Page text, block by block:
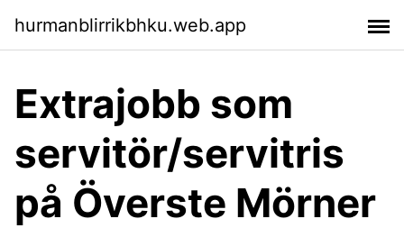
hurmanblirrikbhku.web.app
Extrajobb som
servitör/servitris
på Överste Mörner